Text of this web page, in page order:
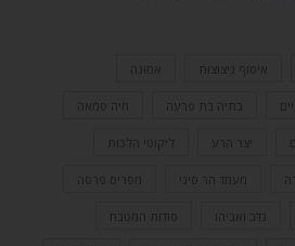
איסוף ניצוצות אמונה
בתיה בת פרעה חיה טמאה
יצר הרע ליקוטי הלכות
מעמד הר סיני מפריס פרסה
סודות המטבח